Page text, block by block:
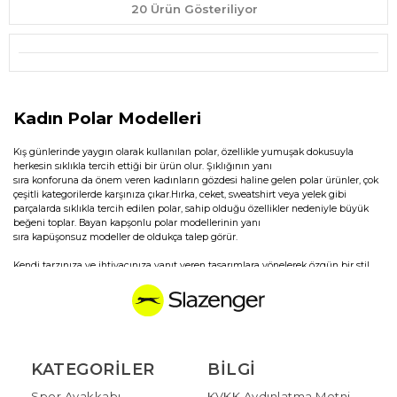
20 Ürün Gösteriliyor
Kadın Polar Modelleri
Kış günlerinde yaygın olarak kullanılan polar, özellikle yumuşak dokusuyla
herkesin sıklıkla tercih ettiği bir ürün olur. Şıklığının yanı
sıra konforuna da önem veren kadınların gözdesi haline gelen polar ürünler, çok
çeşitli kategorilerde karşınıza çıkar.Hırka, ceket, sweatshirt veya yelek gibi
parçalarda sıklıkla tercih edilen polar, sahip olduğu özellikler nedeniyle büyük
beğeni toplar. Bayan kapşonlu polar modellerinin yanı
sıra kapüşonsuz modeller de oldukça talep görür.
Kendi tarzınıza ve ihtiyacınıza yanıt veren tasarımlara yönelerek özgün bir stil
kullanımları yanı sıra sokak modasında da kendini sıklıkla gösteren bu
ürünler, outdoor aktivitelerde de sıklıkla tercih edilir. İstediğiniz zaman
olan seçeneklere sahip olabilirsiniz. Soğuk kış günlerinde
hayatınızı kolaylaştıracak olan bu ürünlere uygun fiyatlarla sahip olabilir ve
gardırobunuzun çok daha zengin olmasını sağlayabilirsiniz.
KATEGORILER BILGI